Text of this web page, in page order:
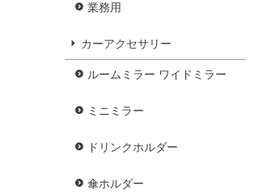
業務用
カーアクセサリー
ルームミラー ワイドミラー
ミニミラー
ドリンクホルダー
傘ホルダー